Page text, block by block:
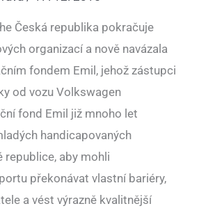
Česká republika pokračuje
organizací a nově navázala
fondem Emil, jehož zástupci
od vozu Volkswagen
fond Emil již mnoho let
handicapovaných
republice, aby mohli
překonávat vlastní bariéry,
a vést výrazně kvalitnější